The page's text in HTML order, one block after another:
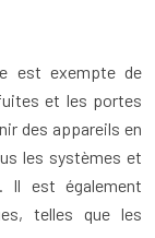
est exempte de
et les portes
des appareils en
les systèmes et
Il est également
telles que les